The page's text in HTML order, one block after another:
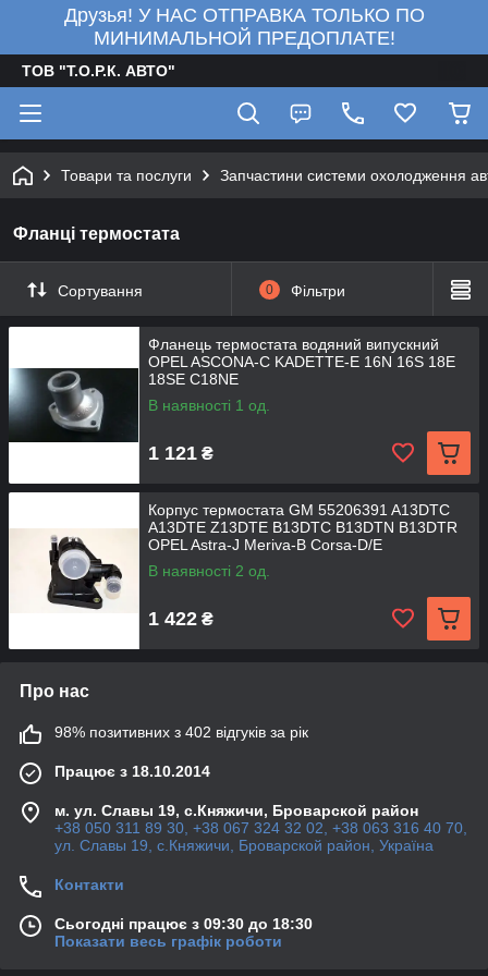
Друзья! У НАС ОТПРАВКА ТОЛЬКО ПО
МИНИМАЛЬНОЙ ПРЕДОПЛАТЕ!
ТОВ "Т.О.Р.К. АВТО"
Товари та послуги Запчастини системи охолодження
Фланці термостата
Сортування 0 Фільтри
Фланець термостата водяний випускний
OPEL ASCONA-C KADETTE-E 16N 16S 18E
18SE C18NE
В наявності 1 од.
1 121 ₴
Корпус термостата GM 55206391 A13DTC
A13DTE Z13DTE B13DTC B13DTN B13DTR
OPEL Astra-J Meriva-B Corsa-D/E
В наявності 2 од.
1 422 ₴
Про нас
98% позитивних з 402 відгуків за рік
Працює з 18.10.2014
м. ул. Славы 19, с.Княжичи, Броварской район
+38 050 311 89 30, +38 067 324 32 02, +38 063 316 40 70,
ул. Славы 19, с.Княжичи, Броварской район, Україна
Контакти
Сьогодні працює з 09:30 до 18:30
Показати весь графік роботи